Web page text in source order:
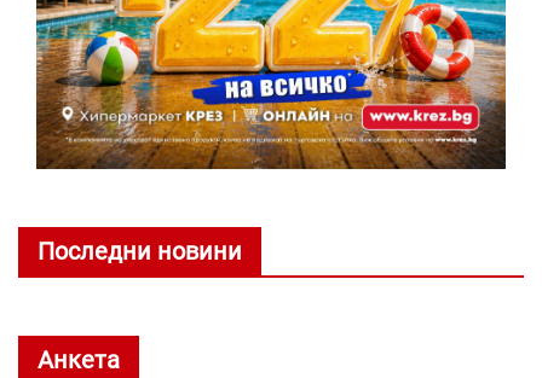
Последни новини
Анкета